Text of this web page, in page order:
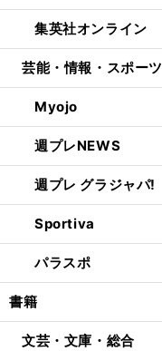
集英社オンライン
芸能・情報・スポーツ
Myojo
週プレNEWS
週プレ グラジャパ!
Sportiva
パラスポ
書籍
文芸・文庫・総合